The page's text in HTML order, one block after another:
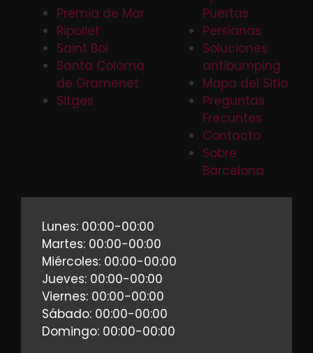
Premia de Mar
Ripollet
Saint Boi
Santa Coloma
de Gramenet
Sitges
Puertas
Persianas
Soluciones
antibumping
Mapa del Sitio
Preguntas
Frecuntes
Contacto
Sobre
Barcelona
Lunes: 00:00-00:00
Martes: 00:00-00:00
Miércoles: 00:00-00:00
Jueves: 00:00-00:00
Viernes: 00:00-00:00
Sábado: 00:00-00:00
Domingo: 00:00-00:00